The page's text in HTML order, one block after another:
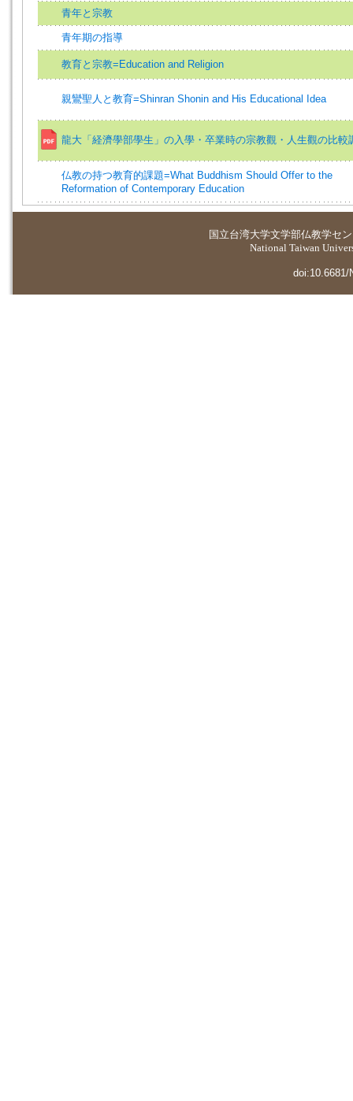
青年と宗教
青年期の指導
教育と宗教=Education and Religion
親鸞聖人と教育=Shinran Shonin and His Educational Idea
龍大「経濟學部學生」の入學・卒業時の宗教觀・人生觀の比較
仏教の持つ教育的課題=What Buddhism Should Offer to the
Reformation of Contemporary Education
国立台湾大学文学部仏教学セ
National Taiwan
doi:10.6681/